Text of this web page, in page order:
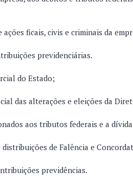
ficais, civis e criminais da
previdenciárias.
do Estado;
das alterações e eleições da
aos tributos federais e a
de Falência e
previdências.